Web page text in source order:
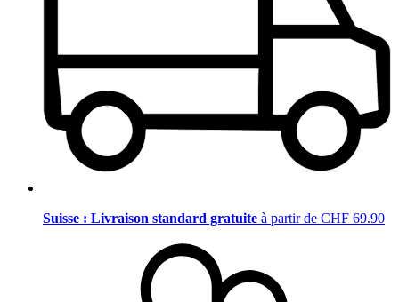
Suisse : Livraison standard gratuite à partir de CHF 69.90